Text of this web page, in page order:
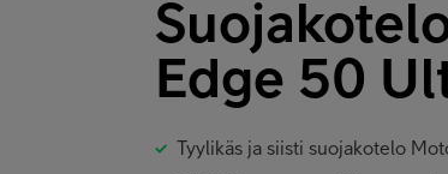
Edge 50
Tyylikäs ja siisti suojakotelo